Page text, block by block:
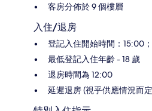
客房分佈於 9 個樓層
入住/退房
登記入住開始時間：15:00
最低登記入住年齡 - 18 歲
退房時間為 12:00
延遲退房 (視乎供應情況而